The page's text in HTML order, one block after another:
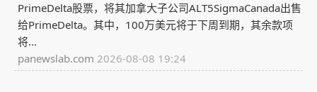
PrimeDelta股票，将其加拿大子公司ALT5SigmaCanada出售
给PrimeDelta。其中，100万美元将于下周到期，其余款项
将...
panewslab.com 2026-08-08 19:24